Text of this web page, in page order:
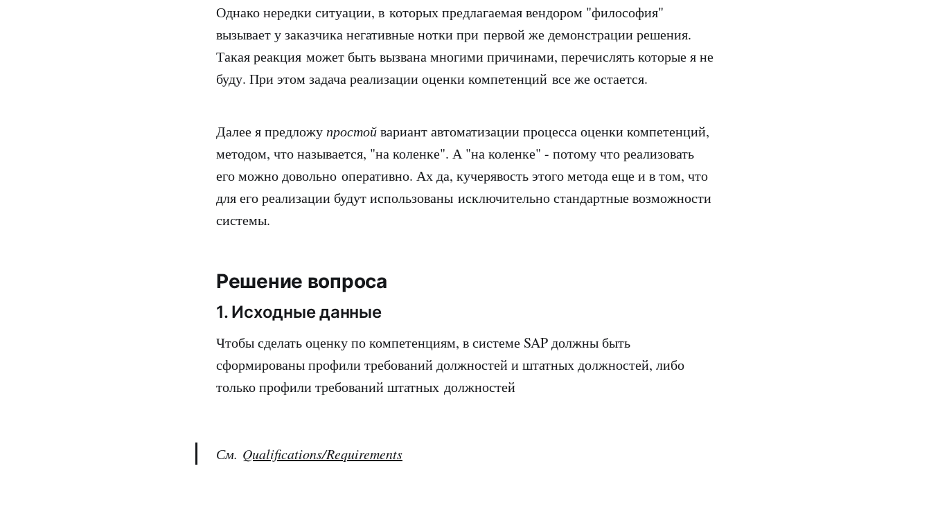
Однако нередки ситуации, в которых предлагаемая вендором "философия"
вызывает у заказчика негативные нотки при первой же демонстрации решения.
Такая реакция может быть вызвана многими причинами, перечислять которые я не
буду. При этом задача реализации оценки компетенций все же остается.
Далее я предложу простойвариант автоматизации процесса оценки компетенций,
методом, что называется, "на коленке". А "на коленке" - потому что реализовать
его можно довольно оперативно. Ах да, кучерявость этого метода еще и в том, что
для его реализации будут использованы исключительно стандартные возможности
системы.
Решение вопроса
1. Исходные данные
Чтобы сделать оценку по компетенциям, в системе SAP должны быть
сформированы профили требований должностей и штатных должностей, либо
только профили требований штатных должностей
См. Qualifications/Requirements